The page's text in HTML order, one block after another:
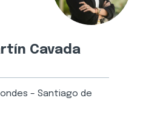
Cavada
– Santiago de